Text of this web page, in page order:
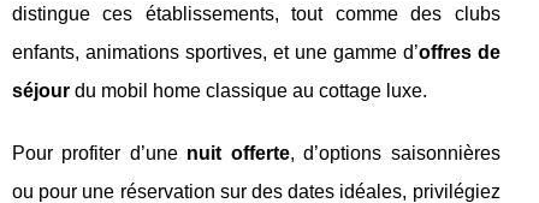
distingue ces établissements, tout comme des clubs
enfants, animations sportives, et une gamme d’offres de
séjour du mobil home classique au cottage luxe.
Pour profiter d’une nuit offerte, d’options saisonnières
ou pour une réservation sur des dates idéales, privilégiez